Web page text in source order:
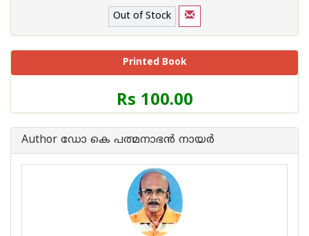
Out of Stock
Printed Book
Price
of
Book
Rs 100.00
Author ഡോ കെ പത്മനാഭന്‍ നായര്‍